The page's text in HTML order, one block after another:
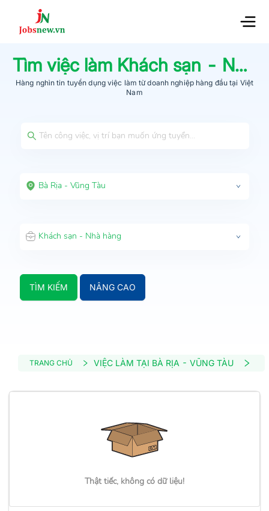
Tìm việc làm Khách sạn - Nhà hàng
Hàng nghìn tin tuyển dụng việc làm từdoanh nghiệp hàng đầu tại Việt
Nam
Bà Rịa - Vũng Tàu
Khách sạn - Nhà hàng
TÌM KIẾM NÂNG CAO
TRANG CHỦ VIỆC LÀM TẠI BÀ RỊA - VŨNG TÀU
Thật tiếc, không có dữ liệu!